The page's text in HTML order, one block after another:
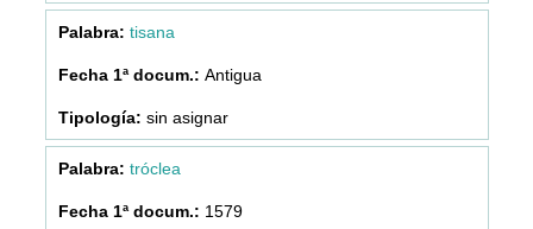
tisana
Antigua
sin asignar
tróclea
1579